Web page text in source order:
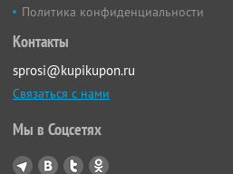
Политика конфиденциальности
Контакты
sprosi@kupikupon.ru
Связаться с нами
Мы в Соцсетях